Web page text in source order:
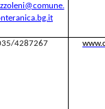
4287267